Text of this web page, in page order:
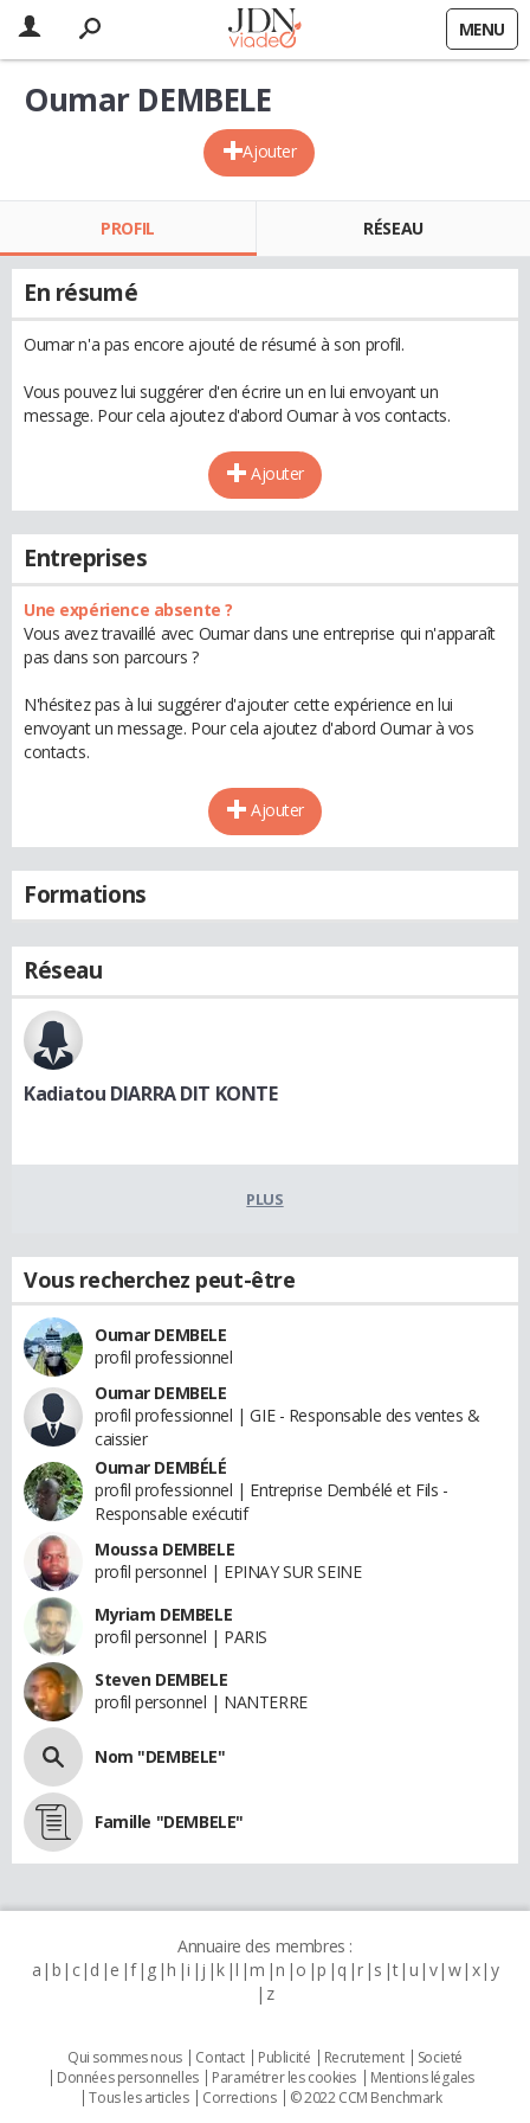
MENU
Ajouter
Oumar DEMBELE
PROFIL RÉSEAU
En résumé
Oumar n'a pas encore ajouté de résumé à son profil.
Vous pouvez lui suggérer d'en écrire un en lui envoyant un
message. Pour cela ajoutez d'abord Oumar à vos contacts.
Ajouter
Entreprises
Une expérience absente ?
Vous avez travaillé avec Oumar dans une entreprise qui n'apparaît
pas dans son parcours ?
N'hésitez pas à lui suggérer d'ajouter cette expérience en lui
envoyant un message. Pour cela ajoutez d'abord Oumar à vos
contacts.
Ajouter
Formations
Réseau
Kadiatou DIARRA DIT KONTE
PLUS
Vous recherchez peut-être
Oumar DEMBELE
profil professionnel
Oumar DEMBELE
profil professionnel | GIE - Responsable des ventes &
caissier
Oumar DEMBÉLÉ
profil professionnel | Entreprise Dembélé et Fils -
Responsable exécutif
Moussa DEMBELE
profil personnel | EPINAY SUR SEINE
Myriam DEMBELE
profil personnel | PARIS
Steven DEMBELE
profil personnel | NANTERRE
Nom "DEMBELE"
Famille "DEMBELE"
Annuaire des membres :
a b c d e f g h i j k l m n o p q r s t u v w x y
z
Qui sommes nous Contact Publicité Recrutement
Societé
Données personnelles
Paramétrer les cookies
Mentions légales
Tous les articles
Corrections © 2022 CCM Benchmark